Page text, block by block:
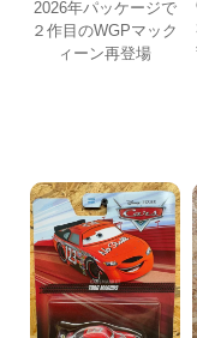
2026年パッケージで
２作目のWGPマック
ィーン再登場